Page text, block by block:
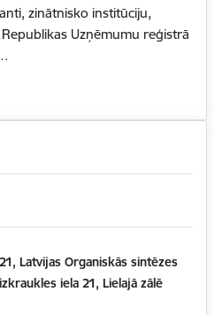
zinātnisko institūciju,
Uzņēmumu reģistrā
Latvijas Organiskās sintēzes
iela 21, Lielajā zālē